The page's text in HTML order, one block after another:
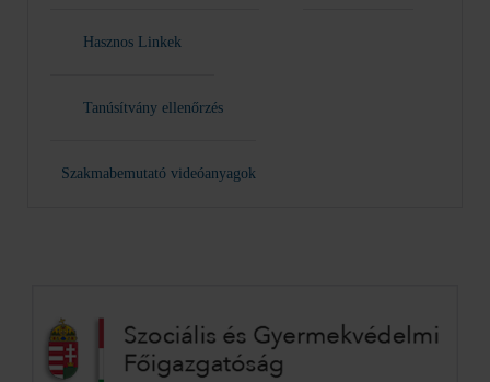
Hasznos Linkek
Tanúsítvány ellenőrzés
Szakmabemutató videóanyagok